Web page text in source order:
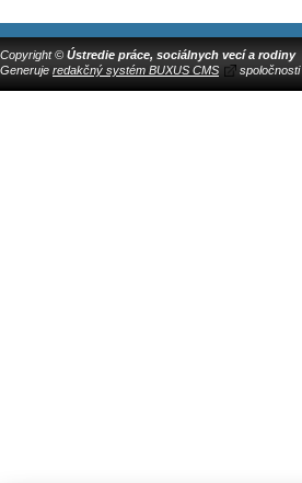
Copyright © Ústredie práce, sociálnych vecí a rodiny
Generuje redakčný systém BUXUS CMS spoločnosti